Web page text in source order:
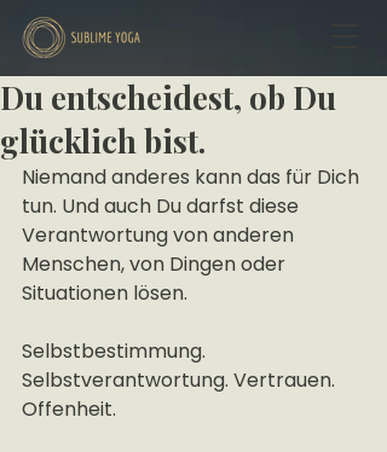
Du entscheidest, ob Du
glücklich bist.
Niemand anderes kann das für Dich
tun. Und auch Du darfst diese
Verantwortung von anderen
Menschen, von Dingen oder
Situationen lösen.
Selbstbestimmung.
Selbstverantwortung. Vertrauen.
Offenheit.